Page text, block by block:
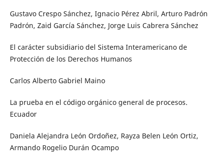
Gustavo Crespo Sánchez, Ignacio Pérez Abril, Arturo Padrón
Padrón, Zaid García Sánchez, Jorge Luis Cabrera Sánchez
El carácter subsidiario del Sistema Interamericano de
Protección de los Derechos Humanos
Carlos Alberto Gabriel Maino
La prueba en el código orgánico general de procesos.
Ecuador
Daniela Alejandra León Ordoñez, Rayza Belen León Ortiz,
Armando Rogelio Durán Ocampo